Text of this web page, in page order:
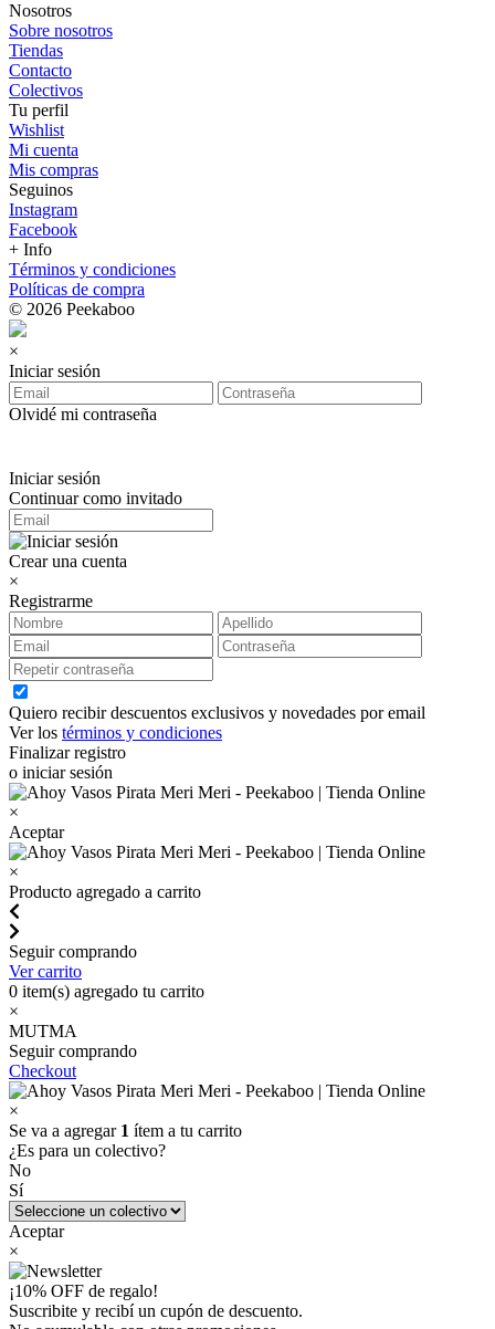
Nosotros
Sobre nosotros
Tiendas
Contacto
Colectivos
Tu perfil
Wishlist
Mi cuenta
Mis compras
Seguinos
Instagram
Facebook
+ Info
Términos y condiciones
Políticas de compra
© 2026 Peekaboo
×
Iniciar sesión
Olvidé mi contraseña
Iniciar sesión
Continuar como invitado
Crear una cuenta
×
Registrarme
Quiero recibir descuentos exclusivos y novedades por email
Ver los términos y condiciones
Finalizar registro
o iniciar sesión
×
Aceptar
×
Producto agregado a carrito
Seguir comprando
Ver carrito
0 item(s) agregado tu carrito
×
MUTMA
Seguir comprando
Checkout
×
Se va a agregar 1 ítem a tu carrito
¿Es para un colectivo?
No
Sí
Aceptar
×
¡10% OFF de regalo!
Suscribite y recibí un cupón de descuento.